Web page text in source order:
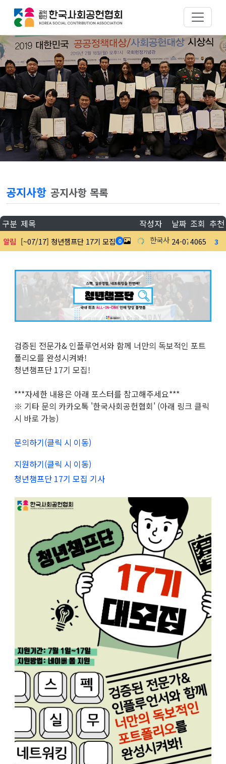
공지사항 공지사항 목록
구분 제목 작성자 날짜 조회 추천
알림 [~07/17] 청년챔프단 17기 모집 0 한국사회공헌협회
24-07-01
4065 3
검증된 전문가& 인플루언서와 함께 너만의 독보적인 포트
폴리오를 완성시켜봐!
청년챔프단 17기 모집!
***자세한 내용은 아래 포스터를 참고해주세요***
※ 기타 문의 카카오톡 '한국사회공헌협회' (아래 링크 클릭
시 바로 가능)
문의하기(클릭 시 이동)
지원하기(클릭 시 이동)
청년챔프단 17기 모집 기사